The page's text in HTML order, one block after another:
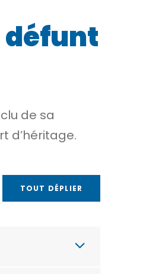
défunt
de sa
d’héritage.
TOUT DÉPLIER